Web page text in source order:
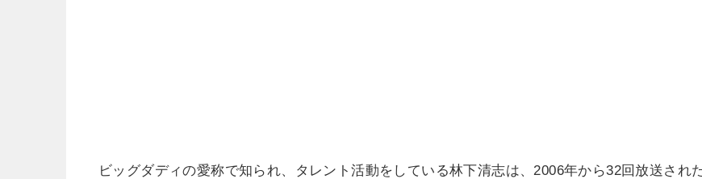
ビッグダディの愛称で知られ、タレント活動をしている林下清志は、2006年から32回放送され